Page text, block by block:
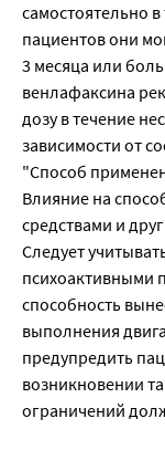
самостоятельно
пациентов они
3 месяца или
венлафаксина
дозу в течение
зависимости от
"Способ
Влияние на
средствами и
Следует
психоактивными
способность
выполнения
предупредить
возникновении
ограничений